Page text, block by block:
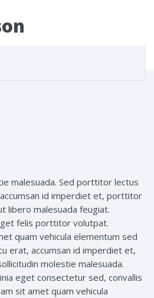
malesuada. Sed porttitor lectus
id imperdiet et, porttitor
libero malesuada feugiat.
felis porttitor volutpat.
quam vehicula elementum sed
erat, accumsan id imperdiet et,
molestie malesuada.
eget consectetur sed, convallis
sit amet quam vehicula